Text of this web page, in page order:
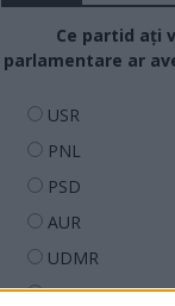
Ce partid ați
parlamentare ar
USR
PNL
PSD
AUR
UDMR
PMP (Tomac)